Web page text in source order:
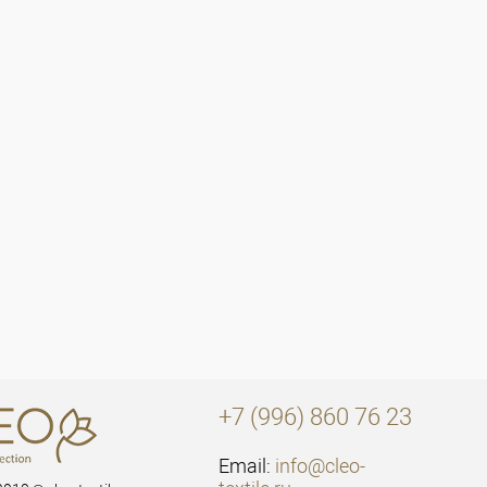
+7 (996) 860 76 23
Email: info@cleo-